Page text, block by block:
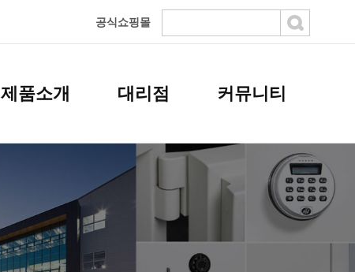
공식쇼핑몰
제품소개 대리점 커뮤니티